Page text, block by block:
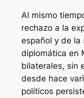
Al mismo
rechazo a la
español y de la
diplomática en
bilaterales, sin
desde hace
políticos